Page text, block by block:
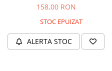
158,00 RON
STOC EPUIZAT
ALERTA STOC